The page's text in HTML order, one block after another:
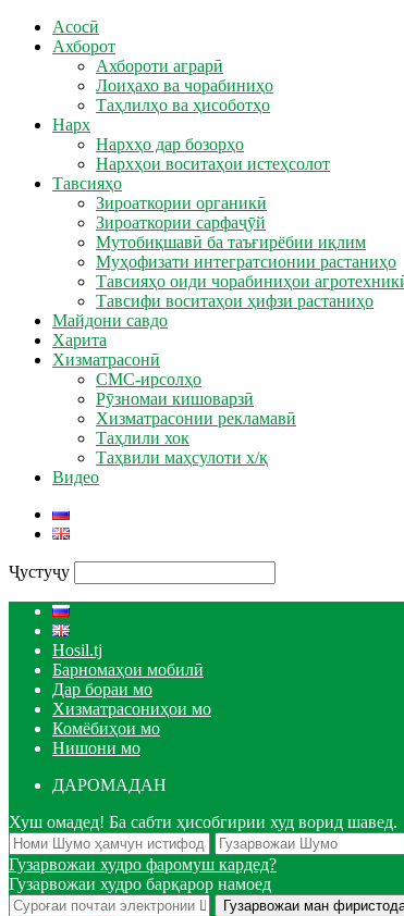
Асосӣ
Ахборот
Ахбороти аграрӣ
Лоиҳахо ва чорабиниҳо
Таҳлилҳо ва ҳисоботҳо
Нарх
Нархҳо дар бозорҳо
Нархҳои воситаҳои истеҳсолот
Тавсияҳо
Зироаткории органикӣ
Зироаткории сарфаҷӯй
Мутобиқшавӣ ба таъғирёбии иқлим
Муҳофизати интегратсионии растаниҳо
Тавсияҳо оиди чорабиниҳои
Тавсифи воситаҳои ҳифзи растаниҳо
Майдони савдо
Харита
Хизматрасонӣ
СМС-ирсолҳо
Рӯзномаи кишоварзӣ
Хизматрасонии рекламавӣ
Таҳлили хок
Таҳвили маҳсулоти х/қ
Видео
Ҷустуҷу
Hosil.tj
Барномаҳои мобилӣ
Дар бораи мо
Хизматрасониҳои мо
Комёбиҳои мо
Нишони мо
ДАРОМАДАН
Хуш омадед! Ба сабти ҳисобгирии худ ворид шавед.
Гузарвожаи худро фаромуш кардед?
Гузарвожаи худро барқарор намоед